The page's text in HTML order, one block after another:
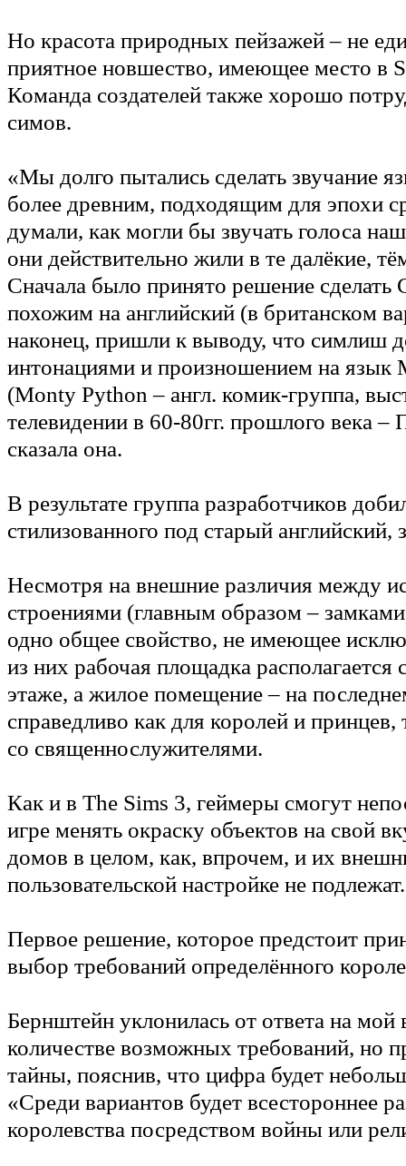
Но красота природных пейзажей – не
приятное новшество, имеющее место в
Команда создателей также хорошо
симов.
«Мы долго пытались сделать звучание
более древним, подходящим для эпохи
думали, как могли бы звучать голоса
они действительно жили в те далёкие,
Сначала было принято решение
похожим на английский (в британском
наконец, пришли к выводу, что симлиш
интонациями и произношением на язык
(Monty Python – англ. комик-группа,
телевидении в 60-80гг. прошлого века
сказала она.
В результате группа разработчиков
стилизованного под старый английский,
Несмотря на внешние различия между
строениями (главным образом –
одно общее свойство, не имеющее
из них рабочая площадка располагается
этаже, а жилое помещение – на
справедливо как для королей и принцев,
со священнослужителями.
Как и в The Sims 3, геймеры смогут
игре менять окраску объектов на свой
домов в целом, как, впрочем, и их
пользовательской настройке не подлежат.
Первое решение, которое предстоит
выбор требований определённого
Бернштейн уклонилась от ответа на мой
количестве возможных требований, но
тайны, пояснив, что цифра будет
«Среди вариантов будет всестороннее
королевства посредством войны или